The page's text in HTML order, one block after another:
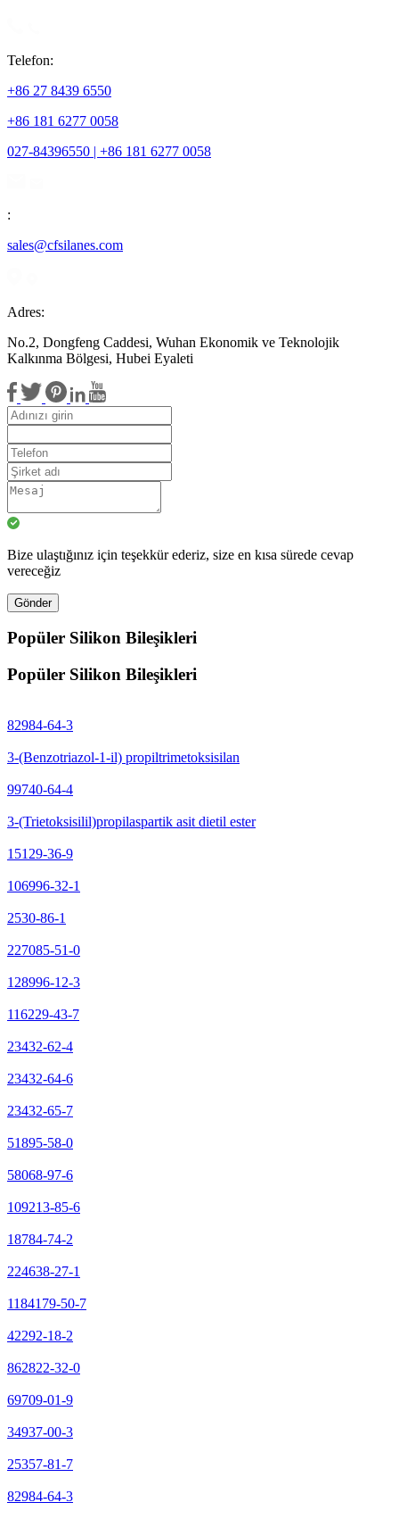
Telefon:
+86 27 8439 6550
+86 181 6277 0058
027-84396550 | +86 181 6277 0058
:
sales@cfsilanes.com
Adres:
No.2, Dongfeng Caddesi, Wuhan Ekonomik ve Teknolojik
Kalkınma Bölgesi, Hubei Eyaleti
Bize ulaştığınız için teşekkür ederiz, size en kısa sürede cevap
vereceğiz
Gönder
Popüler Silikon Bileşikleri
Popüler Silikon Bileşikleri
82984-64-3
3-(Benzotriazol-1-il) propiltrimetoksisilan
99740-64-4
3-(Trietoksisilil)propilaspartik asit dietil ester
15129-36-9
106996-32-1
2530-86-1
227085-51-0
128996-12-3
116229-43-7
23432-62-4
23432-64-6
23432-65-7
51895-58-0
58068-97-6
109213-85-6
18784-74-2
224638-27-1
1184179-50-7
42292-18-2
862822-32-0
69709-01-9
34937-00-3
25357-81-7
82984-64-3